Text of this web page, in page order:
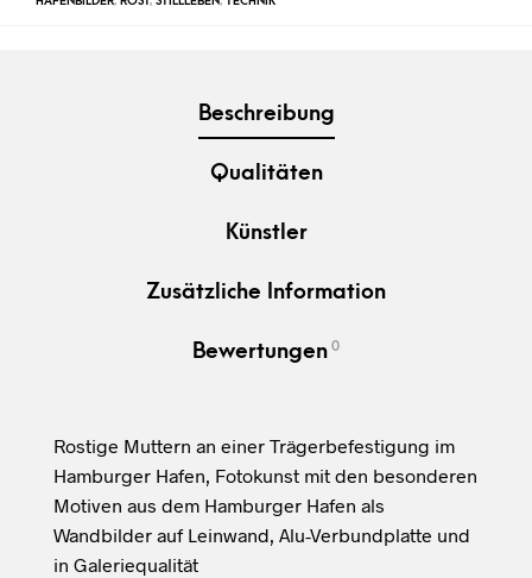
Beschreibung
Qualitäten
Künstler
Zusätzliche Information
Bewertungen 0
Rostige Muttern an einer Trägerbefestigung im
Hamburger Hafen, Fotokunst mit den besonderen
Motiven aus dem Hamburger Hafen als
Wandbilder auf Leinwand, Alu-Verbundplatte und
in Galeriequalität